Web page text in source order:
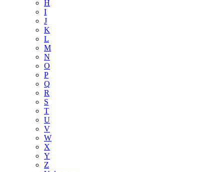
H
I
J
K
L
M
N
O
P
Q
R
S
T
U
V
W
X
Y
Z